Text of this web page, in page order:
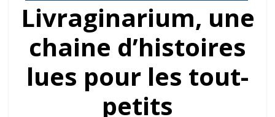
Livraginarium, une
chaine d’histoires
lues pour les tout-
petits